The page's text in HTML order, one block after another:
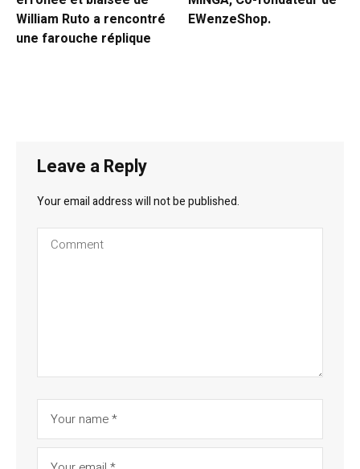
William Ruto a rencontré
une farouche réplique
EWenzeShop.
Leave a Reply
Your email address will not be published.